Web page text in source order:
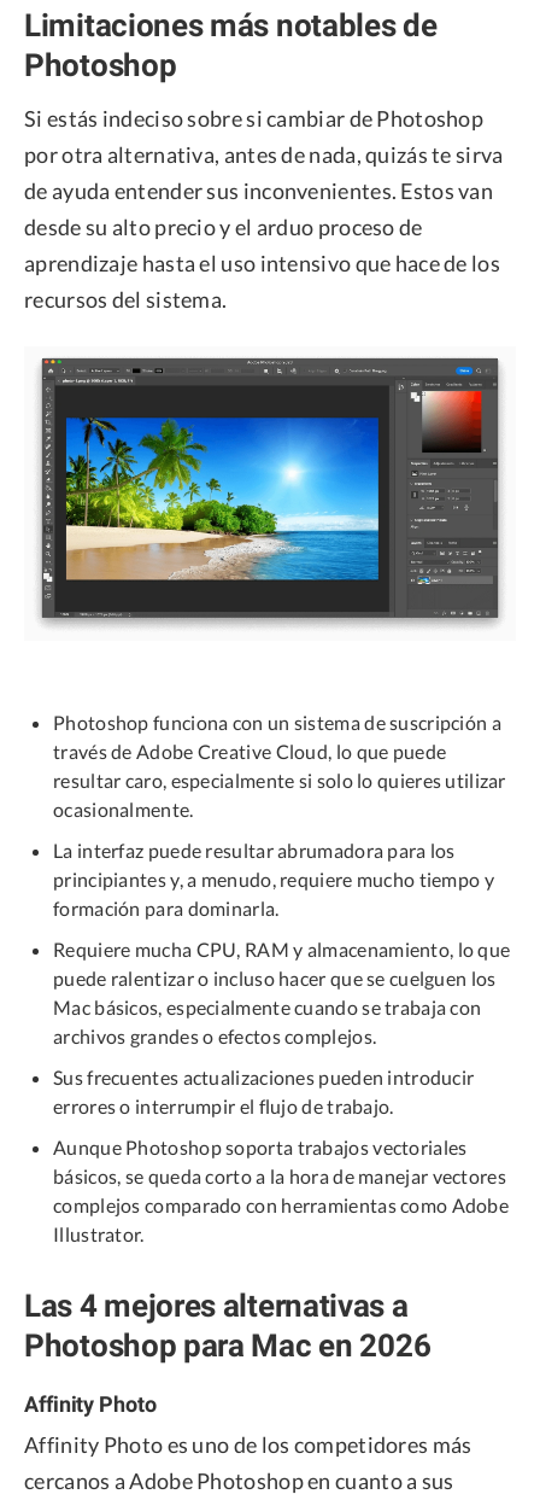
Limitaciones más notables de
Photoshop
Si estás indeciso sobre si cambiar de Photoshop
por otra alternativa, antes de nada, quizás te sirva
de ayuda entender sus inconvenientes. Estos van
desde su alto precio y el arduo proceso de
aprendizaje hasta el uso intensivo que hace de los
recursos del sistema.
Photoshop funciona con un sistema de suscripción a
través de Adobe Creative Cloud, lo que puede
resultar caro, especialmente si solo lo quieres utilizar
ocasionalmente.
La interfaz puede resultar abrumadora para los
principiantes y, a menudo, requiere mucho tiempo y
formación para dominarla.
Requiere mucha CPU, RAM y almacenamiento, lo que
puede ralentizar o incluso hacer que se cuelguen los
Mac básicos, especialmente cuando se trabaja con
archivos grandes o efectos complejos.
Sus frecuentes actualizaciones pueden introducir
errores o interrumpir el flujo de trabajo.
Aunque Photoshop soporta trabajos vectoriales
básicos, se queda corto a la hora de manejar vectores
complejos comparado con herramientas como Adobe
Illustrator.
Las 4 mejores alternativas a
Photoshop para Mac en 2026
Affinity Photo
Affinity Photo es uno de los competidores más
cercanos a Adobe Photoshop en cuanto a sus